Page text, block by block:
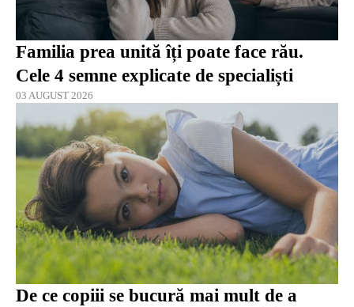
Familia prea unită îți poate face rău.
Cele 4 semne explicate de specialiști
03 AUGUST 2026
De ce copiii se bucură mai mult de a